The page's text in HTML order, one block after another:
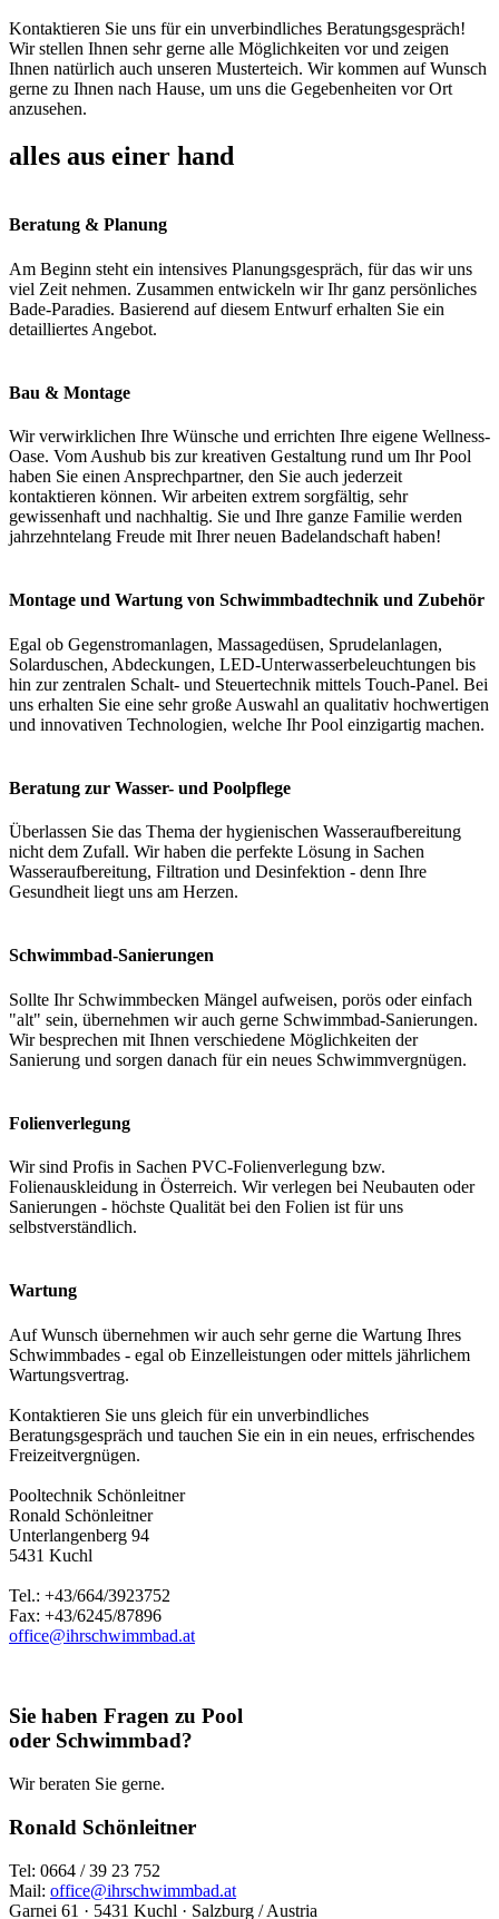
Kontaktieren Sie uns für ein unverbindliches Beratungsgespräch!
Wir stellen Ihnen sehr gerne alle Möglichkeiten vor und zeigen
Ihnen natürlich auch unseren Musterteich. Wir kommen auf Wunsch
gerne zu Ihnen nach Hause, um uns die Gegebenheiten vor Ort
anzusehen.
alles aus einer hand
Beratung & Planung
Am Beginn steht ein intensives Planungsgespräch, für das wir uns
viel Zeit nehmen. Zusammen entwickeln wir Ihr ganz persönliches
Bade-Paradies. Basierend auf diesem Entwurf erhalten Sie ein
detailliertes Angebot.
Bau & Montage
Wir verwirklichen Ihre Wünsche und errichten Ihre eigene Wellness-
Oase. Vom Aushub bis zur kreativen Gestaltung rund um Ihr Pool
haben Sie einen Ansprechpartner, den Sie auch jederzeit
kontaktieren können. Wir arbeiten extrem sorgfältig, sehr
gewissenhaft und nachhaltig. Sie und Ihre ganze Familie werden
jahrzehntelang Freude mit Ihrer neuen Badelandschaft haben!
Montage und Wartung von Schwimmbadtechnik und Zubehör
Egal ob Gegenstromanlagen, Massagedüsen, Sprudelanlagen,
Solarduschen, Abdeckungen, LED-Unterwasserbeleuchtungen bis
hin zur zentralen Schalt- und Steuertechnik mittels Touch-Panel. Bei
uns erhalten Sie eine sehr große Auswahl an qualitativ hochwertigen
und innovativen Technologien, welche Ihr Pool einzigartig machen.
Beratung zur Wasser- und Poolpflege
Überlassen Sie das Thema der hygienischen Wasseraufbereitung
nicht dem Zufall. Wir haben die perfekte Lösung in Sachen
Wasseraufbereitung, Filtration und Desinfektion - denn Ihre
Gesundheit liegt uns am Herzen.
Schwimmbad-Sanierungen
Sollte Ihr Schwimmbecken Mängel aufweisen, porös oder einfach
"alt" sein, übernehmen wir auch gerne Schwimmbad-Sanierungen.
Wir besprechen mit Ihnen verschiedene Möglichkeiten der
Sanierung und sorgen danach für ein neues Schwimmvergnügen.
Folienverlegung
Wir sind Profis in Sachen PVC-Folienverlegung bzw.
Folienauskleidung in Österreich. Wir verlegen bei Neubauten oder
Sanierungen - höchste Qualität bei den Folien ist für uns
selbstverständlich.
Wartung
Auf Wunsch übernehmen wir auch sehr gerne die Wartung Ihres
Schwimmbades - egal ob Einzelleistungen oder mittels jährlichem
Wartungsvertrag.
Kontaktieren Sie uns gleich für ein unverbindliches
Beratungsgespräch und tauchen Sie ein in ein neues, erfrischendes
Freizeitvergnügen.
Pooltechnik Schönleitner
Ronald Schönleitner
Unterlangenberg 94
5431 Kuchl
Tel.: +43/664/3923752
Fax: +43/6245/87896
office@ihrschwimmbad.at
Sie haben Fragen zu Pool
oder Schwimmbad?
Wir beraten Sie gerne.
Ronald Schönleitner
Tel: 0664 / 39 23 752
Mail: office@ihrschwimmbad.at
Garnei 61 · 5431 Kuchl · Salzburg / Austria